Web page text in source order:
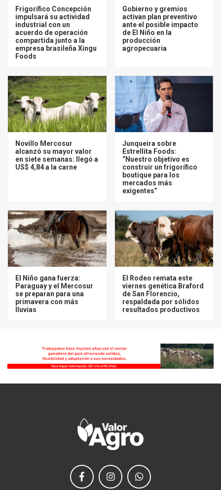
Frigorífico Concepción
impulsará su actividad
industrial con un
acuerdo de operación
compartida junto a la
empresa brasileña Xingu
Foods
Gobierno y gremios
activan plan preventivo
ante el posible impacto
de El Niño en la
producción
agropecuaria
Novillo Mercosur
alcanzó su mayor valor
en siete semanas: llegó a
US$ 4,84 a la carne
Junqueira sobre
Estrellita Foods:
“Nuestro objetivo es
construir un frigorífico
boutique para los
mercados más
exigentes”
El Niño gana fuerza:
Paraguay y el Mercosur
se preparan para una
primavera con más
lluvias
El Rodeo remata este
viernes genética Braford
de San Florencio,
respaldada por sólidos
resultados productivos